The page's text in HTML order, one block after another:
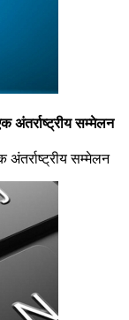
सम्मेलन
सम्मेलन